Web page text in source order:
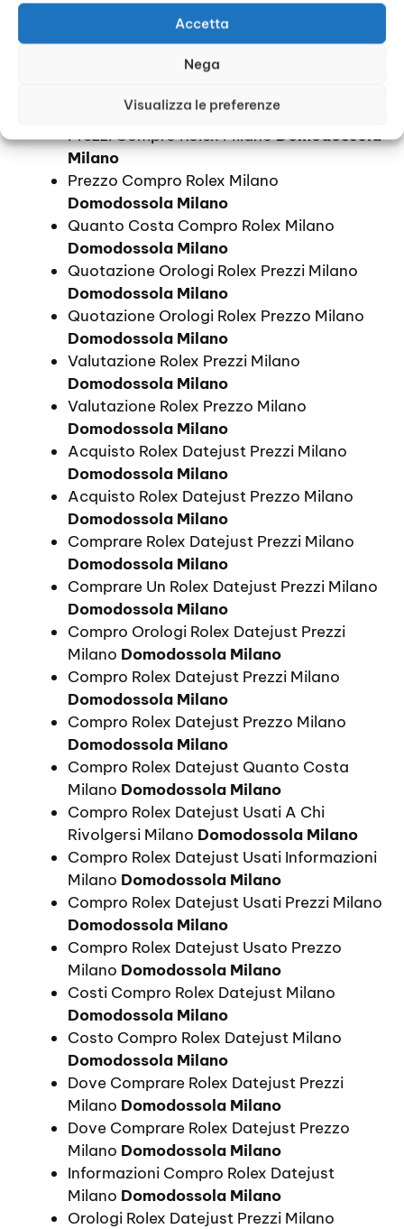
Accetta
Nega
Visualizza le preferenze
Domodossola Milano
Informazioni Compro Rolex Milano
Domodossola Milano
Prezzi Compro Rolex MilanoDomodossola
Milano
Prezzo Compro Rolex Milano
Domodossola Milano
Quanto Costa Compro Rolex Milano
Domodossola Milano
Quotazione Orologi Rolex Prezzi Milano
Domodossola Milano
Quotazione Orologi Rolex Prezzo Milano
Domodossola Milano
Valutazione Rolex Prezzi Milano
Domodossola Milano
Valutazione Rolex Prezzo Milano
Domodossola Milano
Acquisto Rolex Datejust Prezzi Milano
Domodossola Milano
Acquisto Rolex Datejust Prezzo Milano
Domodossola Milano
Comprare Rolex Datejust Prezzi Milano
Domodossola Milano
Comprare Un Rolex Datejust Prezzi Milano
Domodossola Milano
Compro Orologi Rolex Datejust Prezzi
Milano Domodossola Milano
Compro Rolex Datejust Prezzi Milano
Domodossola Milano
Compro Rolex Datejust Prezzo Milano
Domodossola Milano
Compro Rolex Datejust Quanto Costa
Milano Domodossola Milano
Compro Rolex Datejust Usati A Chi
Rivolgersi Milano Domodossola Milano
Compro Rolex Datejust Usati Informazioni
Milano Domodossola Milano
Compro Rolex Datejust Usati Prezzi Milano
Domodossola Milano
Compro Rolex Datejust Usato Prezzo
Milano Domodossola Milano
Costi Compro Rolex Datejust Milano
Domodossola Milano
Costo Compro Rolex Datejust Milano
Domodossola Milano
Dove Comprare Rolex Datejust Prezzi
Milano Domodossola Milano
Dove Comprare Rolex Datejust Prezzo
Milano Domodossola Milano
Informazioni Compro Rolex Datejust
Milano Domodossola Milano
Orologi Rolex Datejust Prezzi Milano